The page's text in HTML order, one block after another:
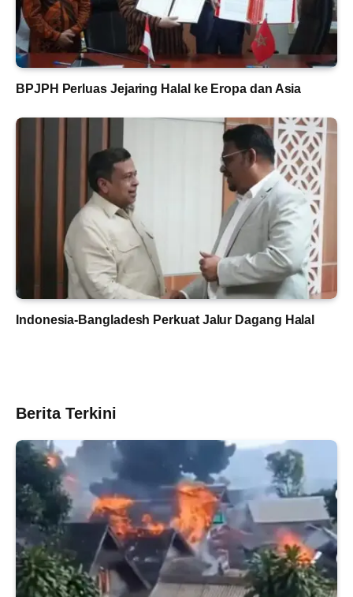
BPJPH Perluas Jejaring Halal ke Eropa dan Asia
Indonesia-Bangladesh Perkuat Jalur Dagang Halal
Berita Terkini